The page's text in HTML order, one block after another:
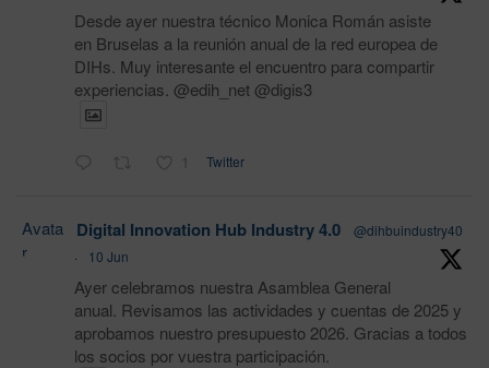
Desde ayer nuestra técnico Monica Román asiste
en Bruselas a la reunión anual de la red europea de
DIHs. Muy interesante el encuentro para compartir
experiencias. @edih_net @digis3
1 Twitter
Avata
r
Digital Innovation Hub Industry 4.0
@dihbuindustry40
·
10 Jun
Ayer celebramos nuestra Asamblea General
anual. Revisamos las actividades y cuentas de 2025 y
aprobamos nuestro presupuesto 2026. Gracias a todos
los socios por vuestra participación.